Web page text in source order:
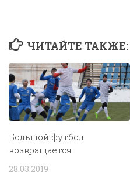
ЧИТАЙТЕ ТАКЖЕ:
Большой футбол
возвращается
28.03.2019